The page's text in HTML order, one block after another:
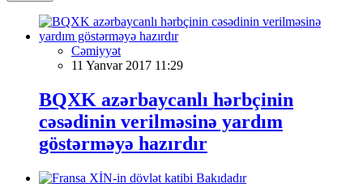
Cəmiyyət
11 Yanvar 2017 11:29
BQXK azərbaycanlı hərbçinin
cəsədinin verilməsinə yardım
göstərməyə hazırdır